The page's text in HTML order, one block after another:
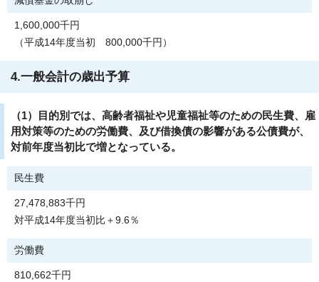
1,600,000千円
（平成14年度当初 800,000千円）
4.一般会計の歳出予算
（1）目的別では、高齢者福祉や児童福祉等のための民生費、雇
用対策等のための労働費、及び借換債の影響がある公債費が、
対前年度当初比で増となっている。
民生費
27,478,883千円
対平成14年度当初比＋9.6％
労働費
810,662千円